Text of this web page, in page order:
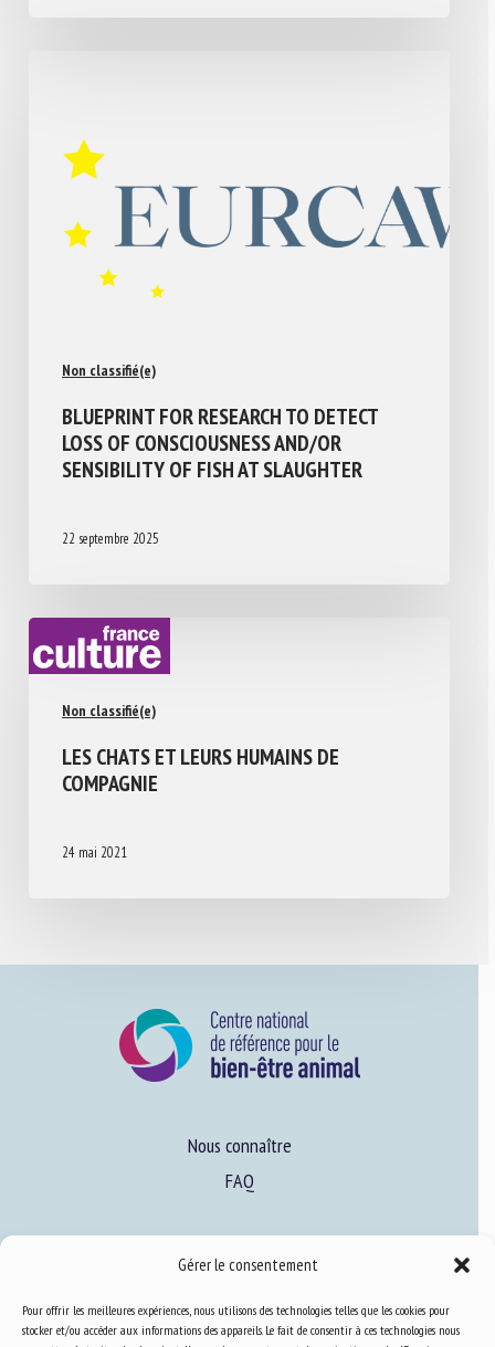
Gérer le consentement
Pour offrir les meilleures expériences, nous utilisons des technologies telles que les cookies pour
stocker et/ou accéder aux informations des appareils. Le fait de consentir à ces technologies nous
Non classifié(e)
BLUEPRINT FOR RESEARCH TO DETECT
LOSS OF CONSCIOUSNESS AND/OR
SENSIBILITY OF FISH AT SLAUGHTER
22 septembre 2025
Non classifié(e)
LES CHATS ET LEURS HUMAINS DE
COMPAGNIE
24 mai 2021
Nous connaître
FAQ
Expertise
Se former au BEA